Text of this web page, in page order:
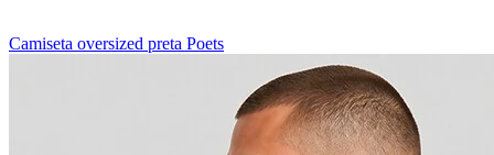
Camiseta oversized preta Poets